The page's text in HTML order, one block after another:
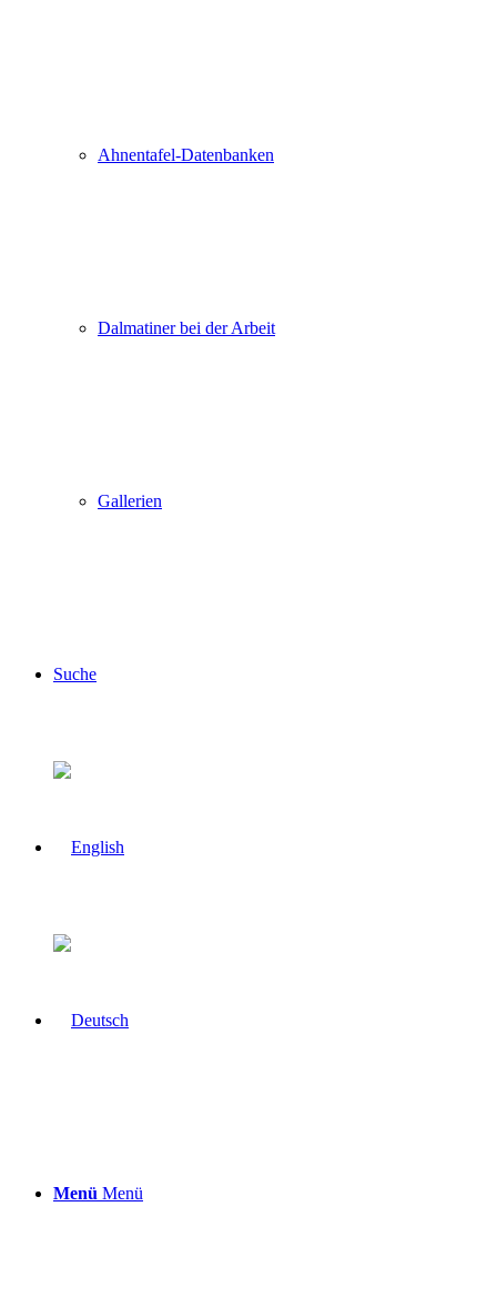
Ahnentafel-Datenbanken
Dalmatiner bei der Arbeit
Gallerien
Suche
Menü Menü